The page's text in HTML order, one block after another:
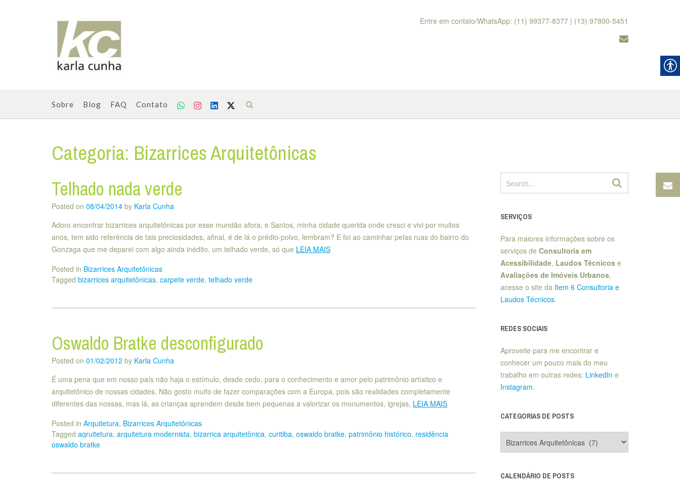
Entre em contato/WhatsApp: (11) 99377-8377 | (13) 97800-5451
Sobre Blog FAQ Contato
Categoria: Bizarrices Arquitetônicas
Telhado nada verde
Posted on 08/04/2014 by Karla Cunha
Adoro encontrar bizarrices arquitetônicas por esse mundão afora, e Santos, minha cidade querida onde cresci e vivi por muitos
anos, tem sido referência de tais preciosidades, afinal, é de lá o prédio-polvo, lembram? E foi ao caminhar pelas ruas do bairro do
Gonzaga que me deparei com algo ainda inédito, um telhado verde, só que LEIA MAIS
Posted in Bizarrices Arquitetônicas
Tagged bizarrices arquitetônicas, carpete verde, telhado verde
Oswaldo Bratke desconfigurado
Posted on 01/02/2012 by Karla Cunha
É uma pena que em nosso país não haja o estímulo, desde cedo, para o conhecimento e amor pelo patrimônio artístico e
arquitetônico de nossas cidades. Não gosto muito de fazer comparações com a Europa, pois são realidades completamente
diferentes das nossas, mas lá, as crianças aprendem desde bem pequenas a valorizar os monumentos, igrejas, LEIA MAIS
Posted in Arquitetura, Bizarrices Arquitetônicas
Tagged aqruitetura, arquitetura modernista, bizarrica arquitetônica, curitiba, oswaldo bratke, patrimônio histórico, residência
oswaldo bratke
SERVIÇOS
Para maiores informações sobre os
serviços de Consultoria em
Acessibilidade, Laudos Técnicose
Avaliações de Imóveis Urbanos,
acesse o site da Item 6 Consultoria e
Laudos Técnicos.
REDES SOCIAIS
Aproveite para me encontrar e
conhecer um pouco mais do meu
trabalho em outras redes: LinkedIn e
Instagram.
CATEGORIAS DE POSTS
de
CALENDÁRIO DE POSTS